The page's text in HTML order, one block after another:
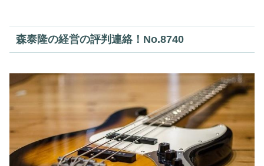
森泰隆の経営の評判連絡！No.8740